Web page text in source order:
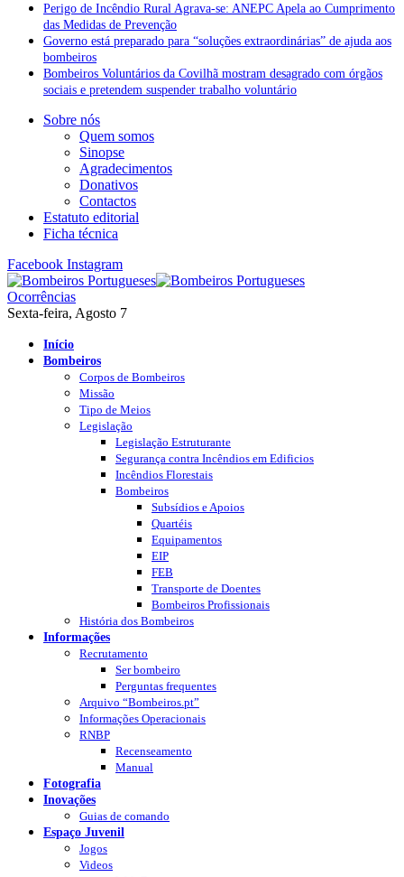
Perigo de Incêndio Rural Agrava-se: ANEPC Apela ao Cumprimento
das Medidas de Prevenção
Governo está preparado para “soluções extraordinárias” de ajuda aos
bombeiros
Bombeiros Voluntários da Covilhã mostram desagrado com órgãos
sociais e pretendem suspender trabalho voluntário
Sobre nós
Quem somos
Sinopse
Agradecimentos
Donativos
Contactos
Estatuto editorial
Ficha técnica
Facebook Instagram
Ocorrências
Sexta-feira, Agosto 7
Início
Bombeiros
Corpos de Bombeiros
Missão
Tipo de Meios
Legislação
Legislação Estruturante
Segurança contra Incêndios em Edificios
Incêndios Florestais
Bombeiros
Subsídios e Apoios
Quartéis
Equipamentos
EIP
FEB
Transporte de Doentes
Bombeiros Profissionais
História dos Bombeiros
Informações
Recrutamento
Ser bombeiro
Perguntas frequentes
Arquivo “Bombeiros.pt”
Informações Operacionais
RNBP
Recenseamento
Manual
Fotografia
Inovações
Guias de comando
Espaço Juvenil
Jogos
Videos